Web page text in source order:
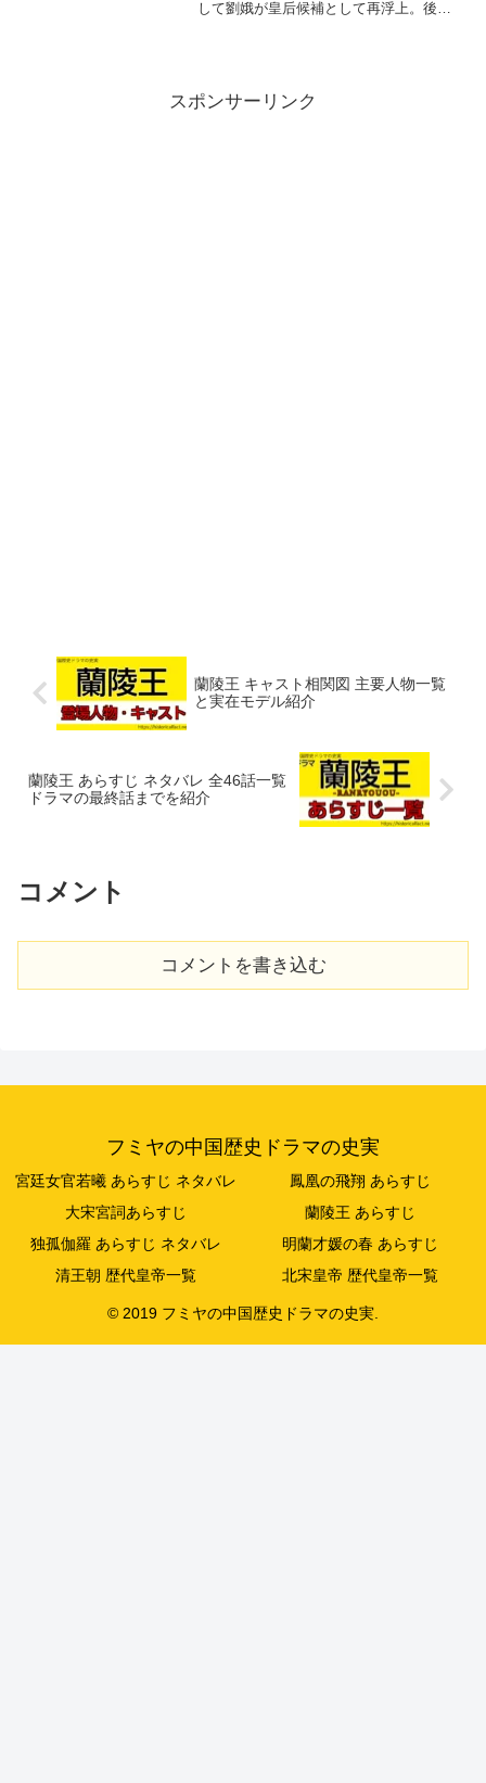
して劉娥が皇后候補として再浮上。後宮
スポンサーリンク
蘭陵王 キャスト相関図 主要人物一覧
と実在モデル紹介
蘭陵王 あらすじ ネタバレ 全46話一覧
ドラマの最終話までを紹介
コメント
コメントを書き込む
フミヤの中国歴史ドラマの史実
宮廷女官若曦 あらすじ ネタバレ
鳳凰の飛翔 あらすじ
大宋宮詞あらすじ
蘭陵王 あらすじ
独孤伽羅 あらすじ ネタバレ
明蘭才媛の春 あらすじ
清王朝 歴代皇帝一覧
北宋皇帝 歴代皇帝一覧
© 2019 フミヤの中国歴史ドラマの史実.